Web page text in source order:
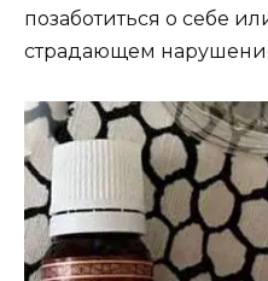
позаботиться о себе
страдающем